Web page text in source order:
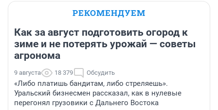
РЕКОМЕНДУЕМ
Как за август подготовить огород к
зиме и не потерять урожай — советы
агронома
9 августа 18 379 Обсудить
«Либо платишь бандитам, либо стреляешь».
Уральский бизнесмен рассказал, как в нулевые
перегонял грузовики с Дальнего Востока